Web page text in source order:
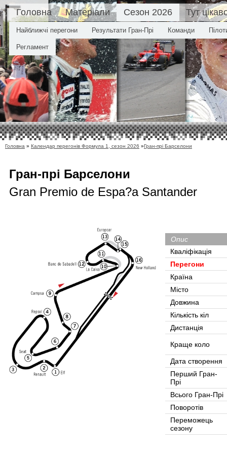
Головна Матеріали Сезон 2026
Найближчі перегони Результати Гран-Прі Команди
Регламент
Тут
Головна » Календар перегонів Формула 1, сезон 2026 »Гран-прі Барселони
Гран-прі Барселони
Gran Premio de Espa?a Santander
Опис
Кваліфікація
Перегони
Країна
Місто
Довжина
Кількість кіл
Дистанція
Краще коло
Дата створення
Перший Гран-
Прі
Всього Гран-Прі
Поворотів
Переможець
сезону